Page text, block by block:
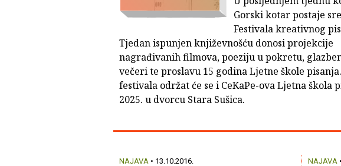
Gorski kotar postaje
Festivala kreativnog
Tjedan ispunjen književnošću donosi projekcije
nagrađivanih filmova, poeziju u pokretu,
večeri te proslavu 15 godina Ljetne škole
festivala održat će se i CeKaPe-ova Ljetna škola
2025. u dvorcu Stara Sušica.
NAJAVA• 13.10.2016. NAJAVA